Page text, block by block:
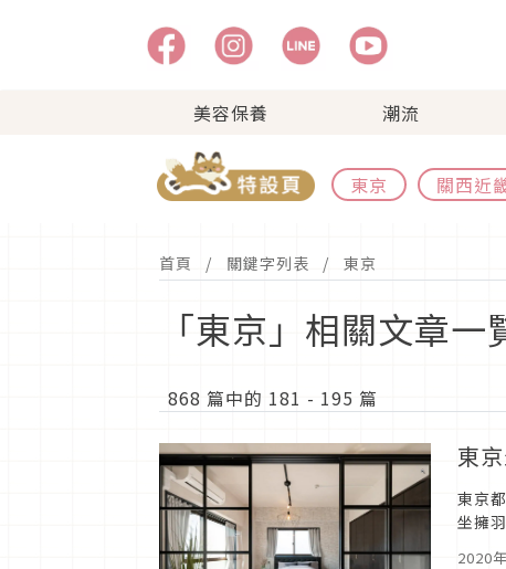
美容保養 潮流
東京 關西近
首頁 關鍵字列表 東京
「東京」相關文章一
868 篇中的 181 - 195 篇
東
東京
坐擁
2020